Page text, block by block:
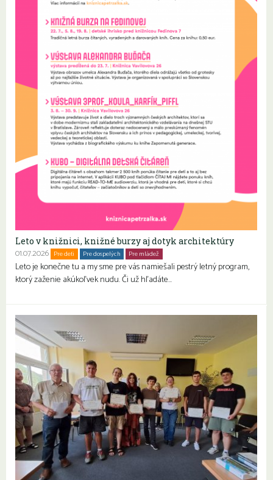
Leto v knižnici, knižné burzy aj dotyk architektúry
01.07.2026 Pre deti Pre dospelých Pre mládež
Leto je konečne tu a my sme pre vás namiešali pestrý letný program,
ktorý zaženie akúkoľvek nudu. Či už hľadáte…